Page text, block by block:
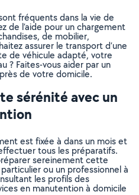
fréquents dans la vie de
de l’aide pour un chargement
de mobilier,
assurer le transport d’une
de véhicule adapté, votre
? Faites-vous aider par un
de votre domicile.
sérénité avec un
est fixée à dans un mois et
tous les préparatifs.
sereinement cette
ou un professionnel à
les profils des
en manutention à domicile